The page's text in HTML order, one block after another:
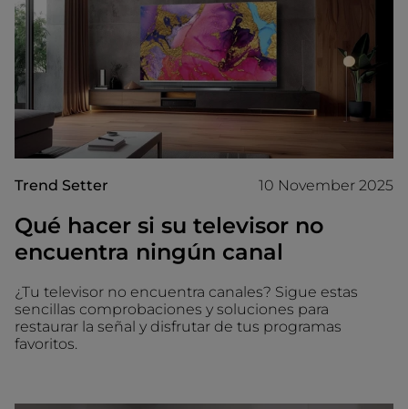
Trend Setter 10 November 2025
Qué hacer si su televisor no
encuentra ningún canal
¿Tu televisor no encuentra canales? Sigue estas
sencillas comprobaciones y soluciones para
restaurar la señal y disfrutar de tus programas
favoritos.